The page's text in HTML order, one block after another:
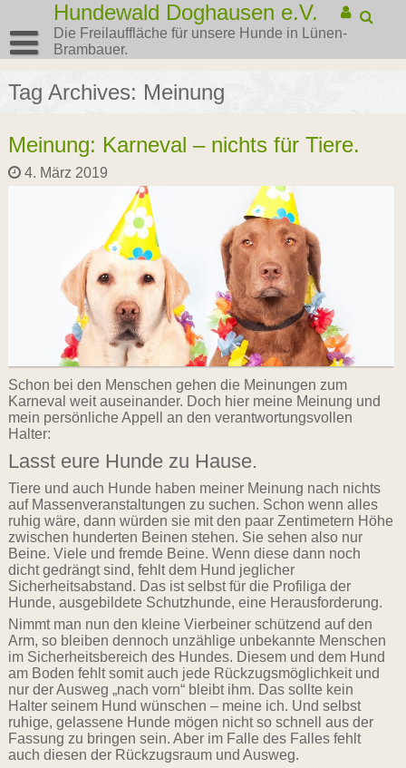
Hundewald Doghausen e.V.
Die Freilauffläche für unsere Hunde in Lünen-
Brambauer.
Tag Archives: Meinung
Meinung: Karneval – nichts für Tiere.
4. März 2019
Schon bei den Menschen gehen die Meinungen zum
Karneval weit auseinander. Doch hier meine Meinung und
mein persönliche Appell an den verantwortungsvollen
Halter:
Lasst eure Hunde zu Hause.
Tiere und auch Hunde haben meiner Meinung nach nichts
auf Massenveranstaltungen zu suchen. Schon wenn alles
ruhig wäre, dann würden sie mit den paar Zentimetern Höhe
zwischen hunderten Beinen stehen. Sie sehen also nur
Beine. Viele und fremde Beine. Wenn diese dann noch
dicht gedrängt sind, fehlt dem Hund jeglicher
Sicherheitsabstand. Das ist selbst für die Profiliga der
Hunde, ausgebildete Schutzhunde, eine Herausforderung.
Nimmt man nun den kleine Vierbeiner schützend auf den
Arm, so bleiben dennoch unzählige unbekannte Menschen
im Sicherheitsbereich des Hundes. Diesem und dem Hund
am Boden fehlt somit auch jede Rückzugsmöglichkeit und
nur der Ausweg „nach vorn“ bleibt ihm. Das sollte kein
Halter seinem Hund wünschen – meine ich. Und selbst
ruhige, gelassene Hunde mögen nicht so schnell aus der
Fassung zu bringen sein. Aber im Falle des Falles fehlt
auch diesen der Rückzugsraum und Ausweg.